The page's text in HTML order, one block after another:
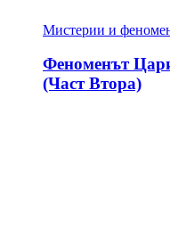
Мистерии и
Феноменът
(Част Втора)